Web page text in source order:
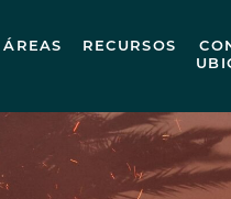
ÁREAS RECURSOS